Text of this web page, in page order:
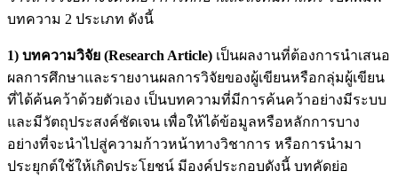
บทความ 2 ประเภท ดังนี้
1) บทความวิจัย (Research Article) เป็นผลงานที่ต้องการนำเสนอ
ผลการศึกษาและรายงานผลการวิจัยของผู้เขียนหรือกลุ่มผู้เขียน
ที่ได้ค้นคว้าด้วยตัวเอง เป็นบทความที่มีการค้นคว้าอย่างมีระบบ
และมีวัตถุประสงค์ชัดเจน เพื่อให้ได้ข้อมูลหรือหลักการบาง
อย่างที่จะนำไปสู่ความก้าวหน้าทางวิชาการ หรือการนำมา
ประยุกต์ใช้ให้เกิดประโยชน์ มีองค์ประกอบดังนี้ บทคัดย่อ